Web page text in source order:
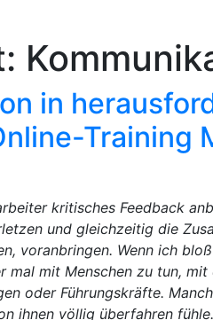
in
Training
kritisches Feedback
und gleichzeitig die
voranbringen. Wenn ich
mal mit Menschen zu tun,
oder Führungskräfte.
ihnen völlig überfahren